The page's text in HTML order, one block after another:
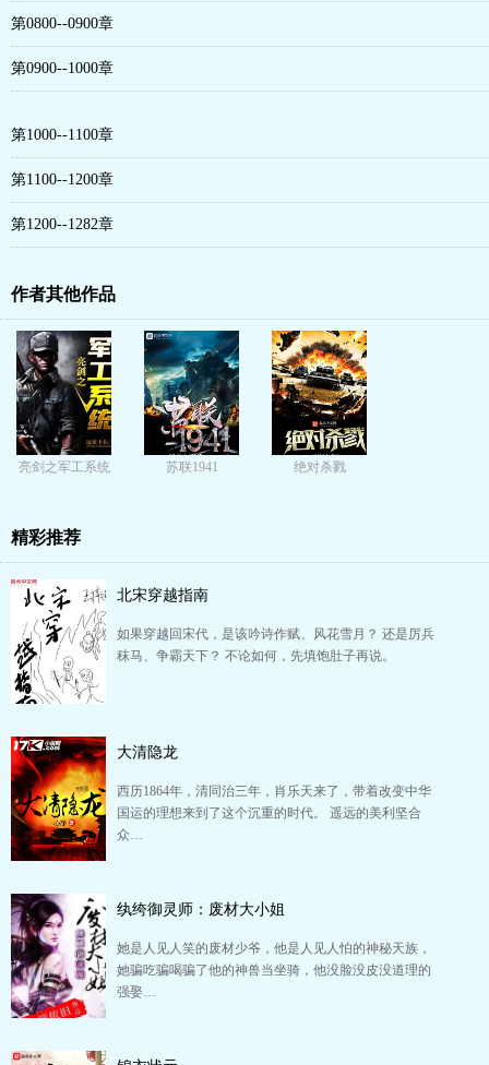
第0800--0900章
第0900--1000章
第1000--1100章
第1100--1200章
第1200--1282章
作者其他作品
亮剑之军工系统 苏联1941 绝对杀戮
精彩推荐
北宋穿越指南
如果穿越回宋代，是该吟诗作赋、风花雪月？ 还是厉兵
秣马、争霸天下？ 不论如何，先填饱肚子再说。
大清隐龙
西历1864年，清同治三年，肖乐天来了，带着改变中华
国运的理想来到了这个沉重的时代。 遥远的美利坚合
众…
纨绔御灵师：废材大小姐
她是人见人笑的废材少爷，他是人见人怕的神秘天族，
她骗吃骗喝骗了他的神兽当坐骑，他没脸没皮没道理的
强娶…